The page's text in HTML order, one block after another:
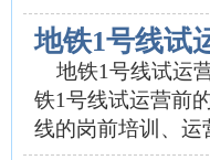
地铁1号线试
地铁1号线试运
铁1号线试运营前
线的岗前培训、运